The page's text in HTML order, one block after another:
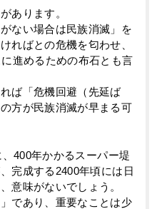
あります。
ない場合は民族消滅」を
ればとの危機を匂わせ、
進めるための布石とも言
ば「危機回避（先延ば
方が民族消滅が早まる可
400年かかるスーパー堤
完成する2400年頃には日
意味がないでしょう。
であり、重要なことは少